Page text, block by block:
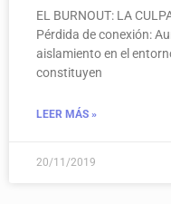
EL BURNOUT: LA
Pérdida de conexión:
aislamiento en el
constituyen
LEER MÁS »
20/11/2019